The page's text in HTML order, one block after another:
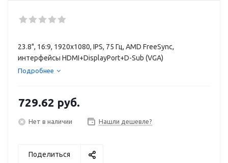
23.8", 16:9, 1920x1080, IPS, 75 Гц, AMD FreeSync,
интерфейсы HDMI+DisplayPort+D-Sub (VGA)
Подробнее
729.62 руб.
Нет в наличии Нашли дешевле?
Поделиться